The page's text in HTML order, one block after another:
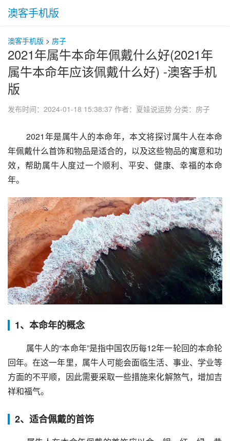
澳客手机版
澳客手机版 > 房子
2021年属牛本命年佩戴什么好(2021年
属牛本命年应该佩戴什么好) -澳客手机
版
发布时间：2024-01-18 15:38:37 作者：夏娃说运势 分类： 房子
2021年是属牛人的本命年，本文将探讨属牛人在本命
年佩戴什么首饰和物品是适合的，以及这些物品的寓意和功
效，帮助属牛人度过一个顺利、平安、健康、幸福的本命
年。
1、本命年的概念
回年。在这一年里，属牛人可能会面临生活、事业、学业等
方面的不平顺，因此需要采取一些措施来化解煞气，增加吉
祥和福气。
2、适合佩戴的首饰